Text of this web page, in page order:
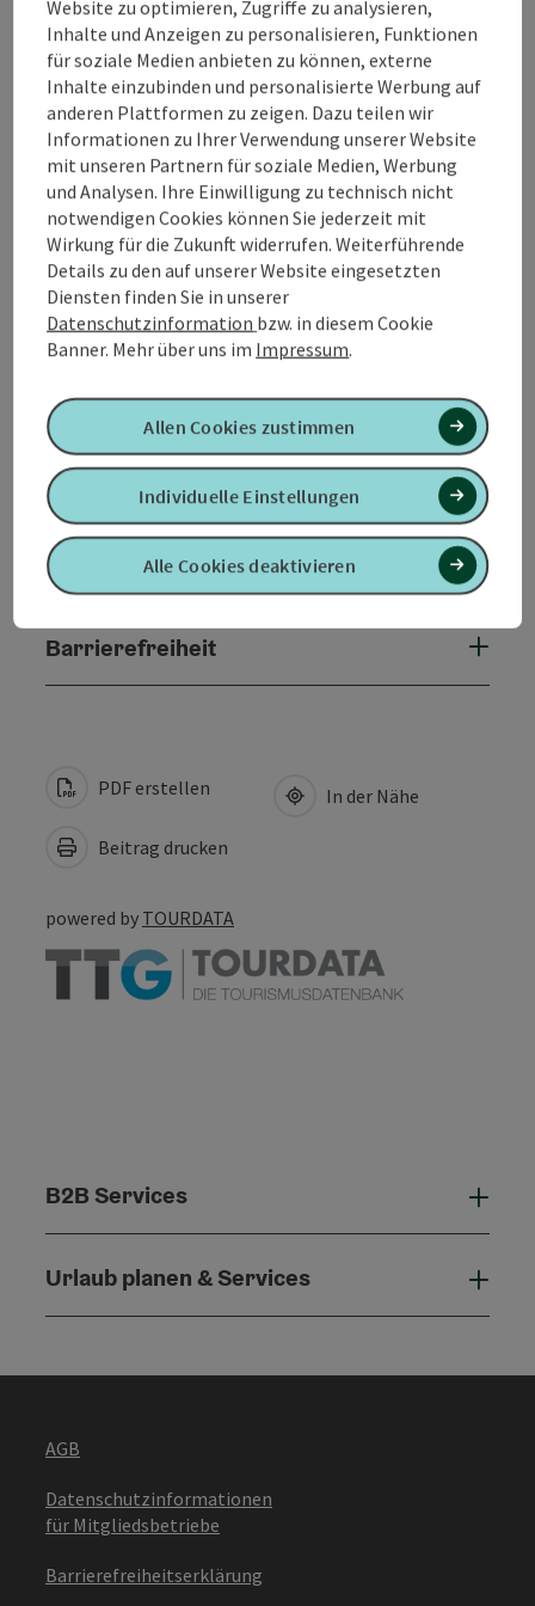
Wir beschäftigen uns schon heute mit Strategien von
morgen, damit auch in Zukunft Ihr
Kommunikationserfolg ...
Beschreibung vollständig anzeigen
Kontakt
Öffnungszeiten
Anreise/Lage
Preise
Eignung
Barrierefreiheit
PDF erstellen
Beitrag drucken
In der Nähe
powered by TOURDATA
B2B Services
Urlaub planen & Services
AGB
Datenschutzinformationen
für Mitgliedsbetriebe
Barrierefreiheitserklärung
Website zu optimieren, Zugriffe zu analysieren,
Inhalte und Anzeigen zu personalisieren, Funktionen
für soziale Medien anbieten zu können, externe
Inhalte einzubinden und personalisierte Werbung auf
anderen Plattformen zu zeigen. Dazu teilen wir
Informationen zu Ihrer Verwendung unserer Website
mit unseren Partnern für soziale Medien, Werbung
und Analysen. Ihre Einwilligung zu technisch nicht
notwendigen Cookies können Sie jederzeit mit
Wirkung für die Zukunft widerrufen. Weiterführende
Details zu den auf unserer Website eingesetzten
Diensten finden Sie in unserer
Datenschutzinformation bzw. in diesem Cookie
Banner. Mehr über uns im Impressum.
Alle Cookies deaktivieren
Individuelle Einstellungen
Allen Cookies zustimmen